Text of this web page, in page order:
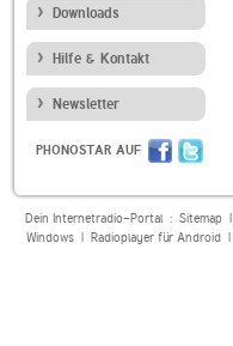
Downloads
Hilfe & Kontakt
Newsletter
PHONOSTAR AUF
Dein Internetradio-Portal : Sitemap|
Windows| Radioplayer für Android|